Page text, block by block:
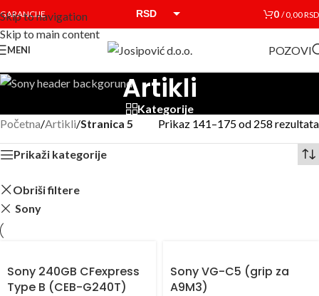
Skip to navigation
Skip to main content
GARANCIJE RSD 0 /0,00RSD
MENI POZOVI
Artikli
Kategorije
Početna/Artikli/Stranica 5 Prikaz 141–175 od 258 rezultata
Prikaži kategorije
Obriši filtere
Sony
Sony 240GB CFexpress
Type B (CEB-G240T)
Sony VG-C5 (grip za
A9M3)